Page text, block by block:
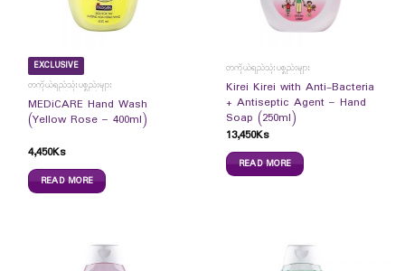
EXCLUSIVE
တကိုယ်ရည်သုံးပစ္စည်းများ
MEDiCARE Hand Wash
(Yellow Rose – 400ml)
4,450Ks
READ MORE
တကိုယ်ရည်သုံးပစ္စည်းများ
Kirei Kirei with Anti-Bacteria
+ Antiseptic Agent – Hand
Soap (250ml)
13,450Ks
READ MORE